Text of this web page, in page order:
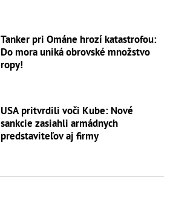
Tanker pri Ománe hrozí katastrofou:
Do mora uniká obrovské množstvo
ropy!
USA pritvrdili voči Kube: Nové
sankcie zasiahli armádnych
predstaviteľov aj firmy